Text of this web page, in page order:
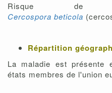
Risque de
Cercospora beticola
Répartition
La maladie est présente
états membres de l'union